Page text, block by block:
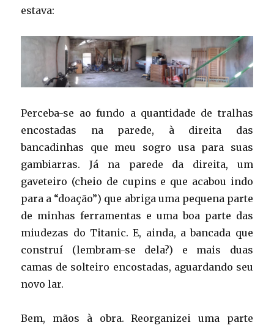
estava:
Perceba-se ao fundo a quantidade de tralhas
encostadas na parede, à direita das
bancadinhas que meu sogro usa para suas
gambiarras. Já na parede da direita, um
gaveteiro (cheio de cupins e que acabou indo
para a “doação”) que abriga uma pequena parte
de minhas ferramentas e uma boa parte das
miudezas do Titanic. E, ainda, a bancada que
construí (lembram-se dela?) e mais duas
camas de solteiro encostadas, aguardando seu
novo lar.
Bem, mãos à obra. Reorganizei uma parte